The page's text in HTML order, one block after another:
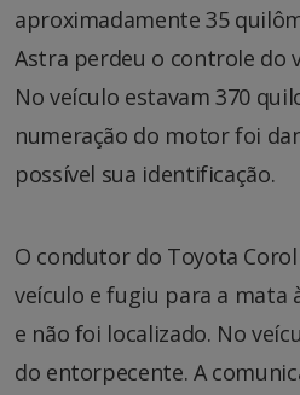
aproximadamente 35
Astra perdeu o controle do
No veículo estavam 370
numeração do motor foi
possível sua identificação.
O condutor do Toyota
veículo e fugiu para a mata
e não foi localizado. No
do entorpecente. A